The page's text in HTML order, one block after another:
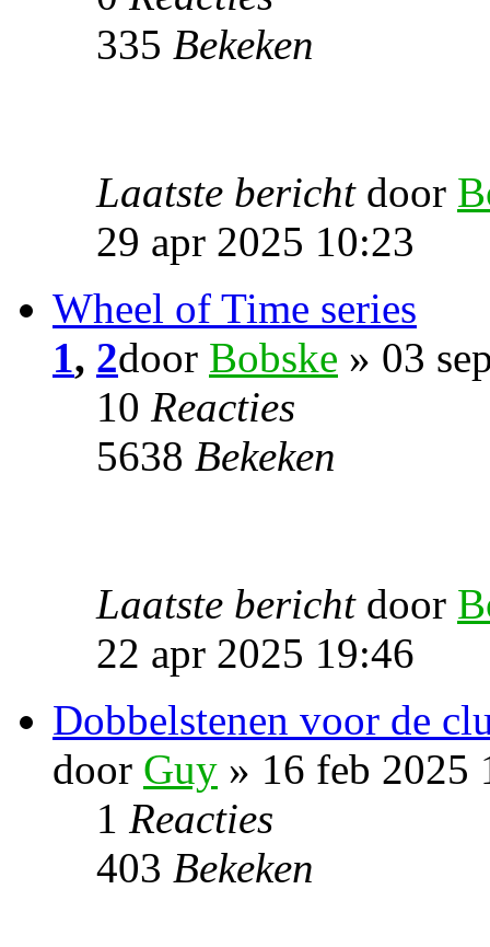
335 Bekeken
Laatste bericht door
29 apr 2025 10:23
Wheel of Time series
1, 2door Bobske » 03
10 Reacties
5638 Bekeken
Laatste bericht door
22 apr 2025 19:46
Dobbelstenen voor de
door Guy » 16 feb 2025
1 Reacties
403 Bekeken